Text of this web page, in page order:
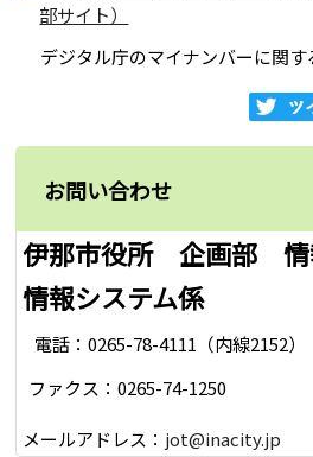
部サイト）
デジタル庁のマイナンバーに関
お問い合わせ
伊那市役所 企画部 情
情報システム係
電話：0265-78-4111（内線2152）
ファクス：0265-74-1250
メールアドレス： jot@inacity.jp